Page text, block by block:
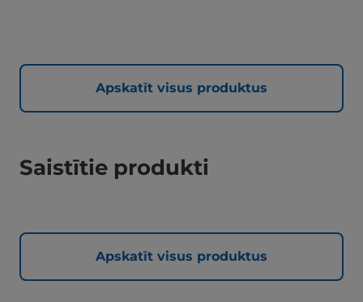
Apskatīt visus produktus
Saistītie produkti
Apskatīt visus produktus